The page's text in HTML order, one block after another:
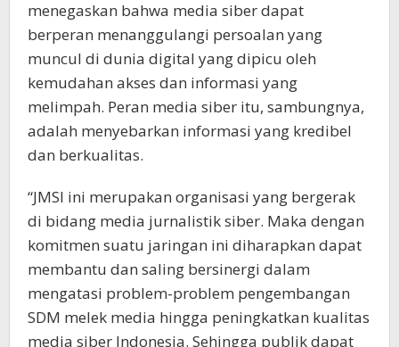
menegaskan bahwa media siber dapat
berperan menanggulangi persoalan yang
muncul di dunia digital yang dipicu oleh
kemudahan akses dan informasi yang
melimpah. Peran media siber itu, sambungnya,
adalah menyebarkan informasi yang kredibel
dan berkualitas.
“JMSI ini merupakan organisasi yang bergerak
di bidang media jurnalistik siber. Maka dengan
komitmen suatu jaringan ini diharapkan dapat
membantu dan saling bersinergi dalam
mengatasi problem-problem pengembangan
SDM melek media hingga peningkatkan kualitas
media siber Indonesia. Sehingga publik dapat